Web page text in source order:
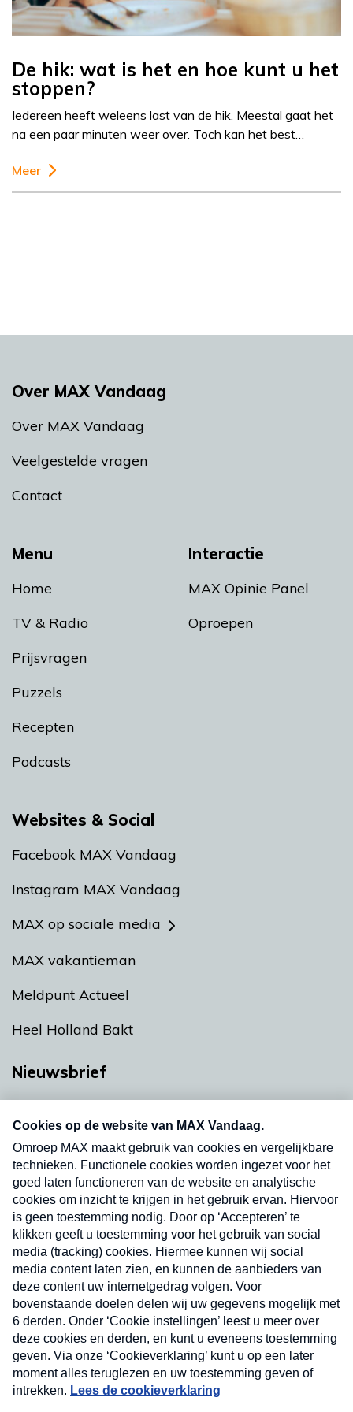
De hik: wat is het en hoe kunt u het
stoppen?
Iedereen heeft weleens last van de hik. Meestal gaat het
na een paar minuten weer over. Toch kan het best…
Meer
Menu
Home
TV & Radio
Prijsvragen
Puzzels
Recepten
Podcasts
Interactie
MAX Opinie Panel
Oproepen
Over MAX Vandaag
Over MAX Vandaag
Veelgestelde vragen
Contact
Websites & Social
Facebook MAX Vandaag
Instagram MAX Vandaag
MAX op sociale media
MAX vakantieman
Meldpunt Actueel
Heel Holland Bakt
Nieuwsbrief
Neem hier een gratis abonnement op onze
nieuwsbrief. Elke vrijdag- en dinsdagochtend in
uw mailbox.
Verzend
Nieuwsbrief
Neem hier een gratis abonnement op onze
nieuwsbrief. Elke vrijdag- en dinsdagochtend in uw